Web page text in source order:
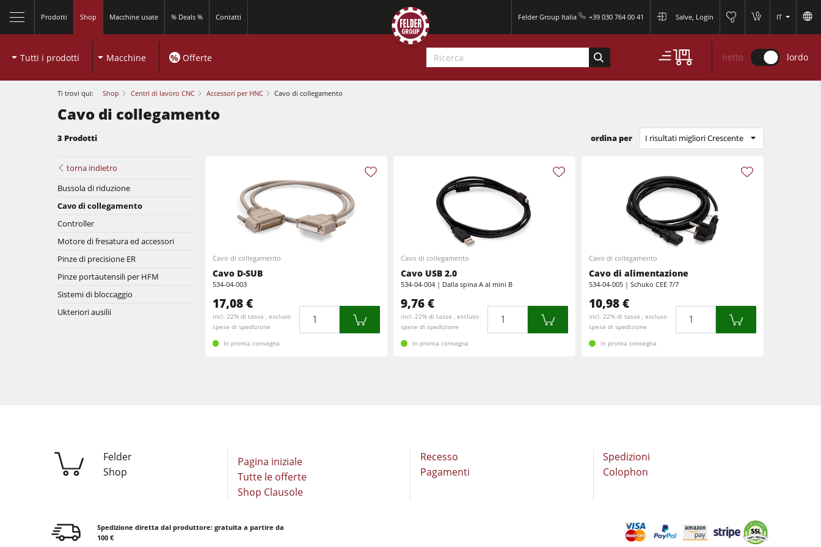
Prodotti Shop Macchine usate % Deals % Contatti Felder Group Italia +39 030 764 00 41 Salve, Login 0
0 IT
Squadratrici e seghe circolari Pialle a filo e spessore
Toupie Seghe-Toupie
Macchine combinate (5 funzionalità) Centri di lavoro CNC
Levigatrici a nastro largo e levigatrici bordi Spazzolatrici e levigatrici a spazzola
Cavatrici e Foratrici
Bricchettatrici
Automazione & gestione del materiale
Pialle
Bordatrici Calibratrici e levigatrici
Seghe a nastro
Aspiratori
Tutti i prodotti Macchine % Offerte netto lordo
Ti trovi qui: Shop Centri di lavoro CNC Accessori per HNC Cavo di collegamento
Cavo di collegamento
3 Prodotti ordina per I risultati migliori Crescente
torna indietro
Bussola di riduzione
Cavo di collegamento
Controller
Motore di fresatura ed accessori
Pinze di precisione ER
Pinze portautensili per HFM
Sistemi di bloccaggio
Ukteriori ausilii
Cavo di collegamento
Cavo D-SUB
534-04-003
17,08 €
incl. 22% di tasse , escluso
spese di spedizione
In pronta consegna
Cavo di collegamento
Cavo USB 2.0
534-04-004 | Dalla spina A al mini B
9,76 €
incl. 22% di tasse , escluso
spese di spedizione
In pronta consegna
Cavo di collegamento
Cavo di alimentazione
534-04-005 | Schuko CEE 7/7
10,98 €
incl. 22% di tasse , escluso
spese di spedizione
In pronta consegna
Felder
Shop
Pagina iniziale
Tutte le offerte
Shop Clausole
Recesso
Pagamenti
Spedizioni
Colophon
Spedizione diretta dal produttore: gratuita a partire da
100 €